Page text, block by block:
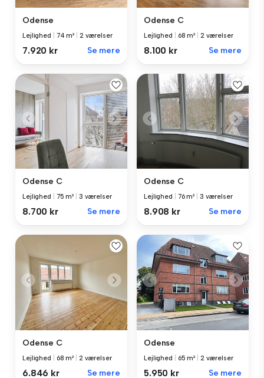
Odense
Lejlighed 74 m² 2 værelser
7.920 kr Se mere
Odense C
Lejlighed 68 m² 2 værelser
8.100 kr Se mere
Odense C
Lejlighed 75 m² 3 værelser
8.700 kr Se mere
Odense C
Lejlighed 76 m² 3 værelser
8.908 kr Se mere
Odense C
Lejlighed 68 m² 2 værelser
6.846 kr Se mere
Odense
Lejlighed 65 m² 2 værelser
5.950 kr Se mere